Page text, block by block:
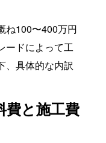
ね100〜400万円
ードによって工
、具体的な内訳
費と施工費